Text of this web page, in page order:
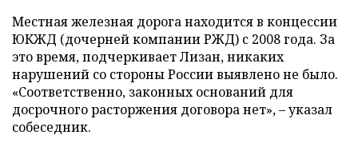
Местная железная дорога находится в концессии
ЮКЖД (дочерней компании РЖД) с 2008 года. За
это время, подчеркивает Лизан, никаких
нарушений со стороны России выявлено не было.
«Соответственно, законных оснований для
досрочного расторжения договора нет», – указал
собеседник.